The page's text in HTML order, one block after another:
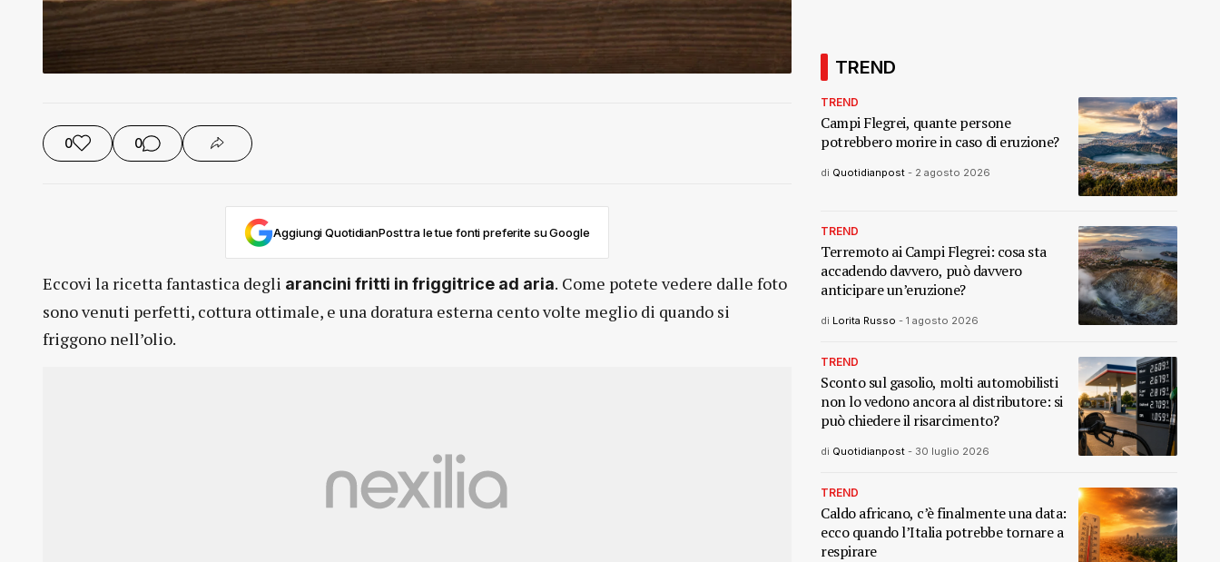
0 0
Aggiungi QuotidianPost tra le tue fonti preferite su Google
Eccovi la ricetta fantastica degli arancini fritti in friggitrice ad aria. Come potete vedere dalle foto
sono venuti perfetti, cottura ottimale, e una doratura esterna cento volte meglio di quando si
friggono nell’olio.
TREND
TREND
Campi Flegrei, quante persone
potrebbero morire in caso di eruzione?
di Quotidianpost - 2 agosto 2026
TREND
Terremoto ai Campi Flegrei: cosa sta
accadendo davvero, può davvero
anticipare un’eruzione?
di Lorita Russo - 1 agosto 2026
TREND
Sconto sul gasolio, molti automobilisti
non lo vedono ancora al distributore: si
può chiedere il risarcimento?
di Quotidianpost - 30 luglio 2026
TREND
Caldo africano, c’è finalmente una data:
ecco quando l’Italia potrebbe tornare a
respirare